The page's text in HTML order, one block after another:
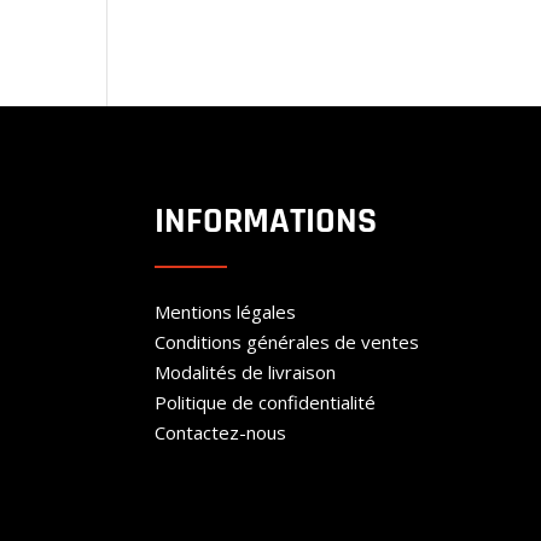
INFORMATIONS
Mentions légales
Conditions générales de ventes
Modalités de livraison
Politique de confidentialité
Contactez-nous